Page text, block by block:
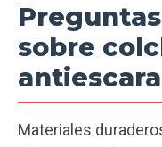
sobre
Materiales